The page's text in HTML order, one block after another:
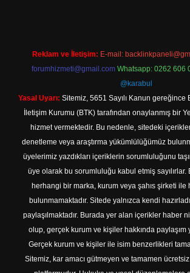
Reklam ve İletişim: E-mail:
forumhizmeti@gmail.com Whatsapp: 0262 606
@karabul
Yasal Uyarı: Sitemiz, 5651 Sayılı Kanun gereğince
İletişim Kurumu (BTK) tarafından onaylanmış bir
hizmet vermektedir. Bu nedenle, sitedeki
denetleme veya araştırma yükümlülüğümüz
üyelerimiz yazdıkları içeriklerin sorumluluğunu
üye olarak bu sorumluluğu kabul etmiş sayılırlar.
herhangi bir marka, kurum veya şahıs şirketi ile
bulunmamaktadır. Sitede yalnızca kendi
paylaşılmaktadır. Burada yer alan içerikler haber
olup, gerçek kurum ve kişiler hakkında paylaşım
Gerçek kurum ve kişiler ile isim benzerlikleri
Sitemiz, kar amacı gütmeyen ve tamamen